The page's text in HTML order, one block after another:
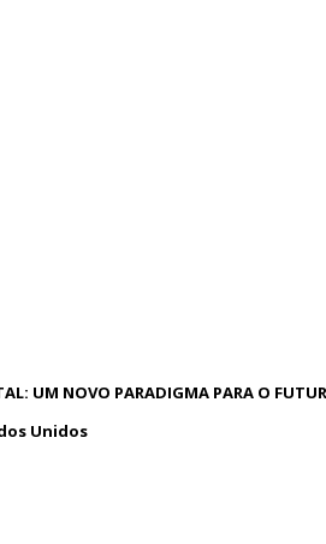
UM NOVO PARADIGMA PARA O
Unidos